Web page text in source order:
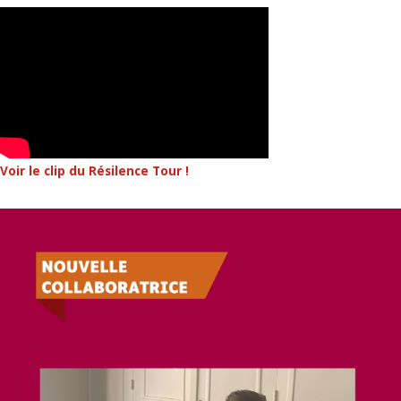
Voir le clip du Résilence Tour !